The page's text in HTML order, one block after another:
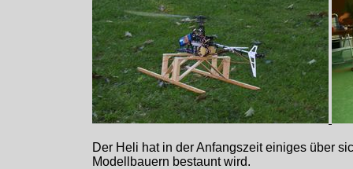
Der Heli hat in der Anfangszeit einiges über
Modellbauern bestaunt wird.